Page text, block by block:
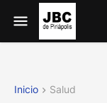
Inicio Salud